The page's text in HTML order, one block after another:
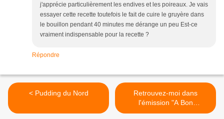
j'apprécie particulièrement les endives et les poireaux. Je vais
essayer cette recette toutefois le fait de cuire le gruyère dans
le bouillon pendant 40 minutes me dérange un peu Est-ce
vraiment indispensable pour la recette ?
Répondre
< Pudding du Nord
Retrouvez-moi dans
l'émission "A Bon
Entendeur" >